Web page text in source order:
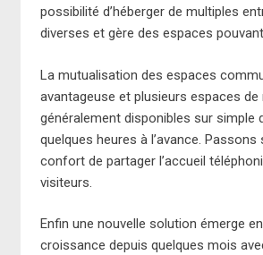
possibilité d’héberger de multiples
diverses et gère des espaces
La mutualisation des espaces
avantageuse et plusieurs espaces
généralement disponibles sur simple
quelques heures à l’avance.
confort de partager l’accueil
visiteurs.
Enfin une nouvelle solution émerge
croissance depuis quelques mois